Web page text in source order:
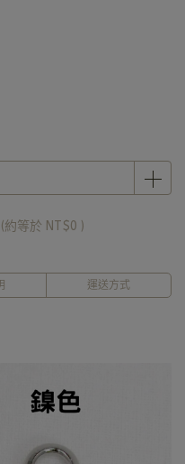
約等於 NT$0 )
運送方式